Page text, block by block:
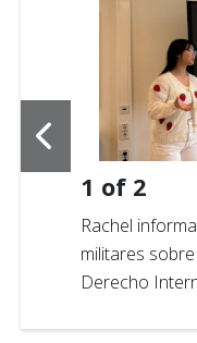
1 of 2
Rachel
militares
Derecho